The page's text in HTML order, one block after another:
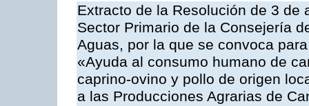
Extracto de la Resolución de 3
Sector Primario de la Consejería
Aguas, por la que se convoca
«Ayuda al consumo humano de
caprino-ovino y pollo de origen
a las Producciones Agrarias de